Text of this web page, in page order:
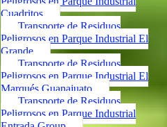
Cuadritos
Transporte de Residuos
Peligrosos en Parque Industrial El
Grande
Transporte de Residuos
Peligrosos en Parque Industrial El
Marqués Guanajuato
Transporte de Residuos
Peligrosos en Parque Industrial